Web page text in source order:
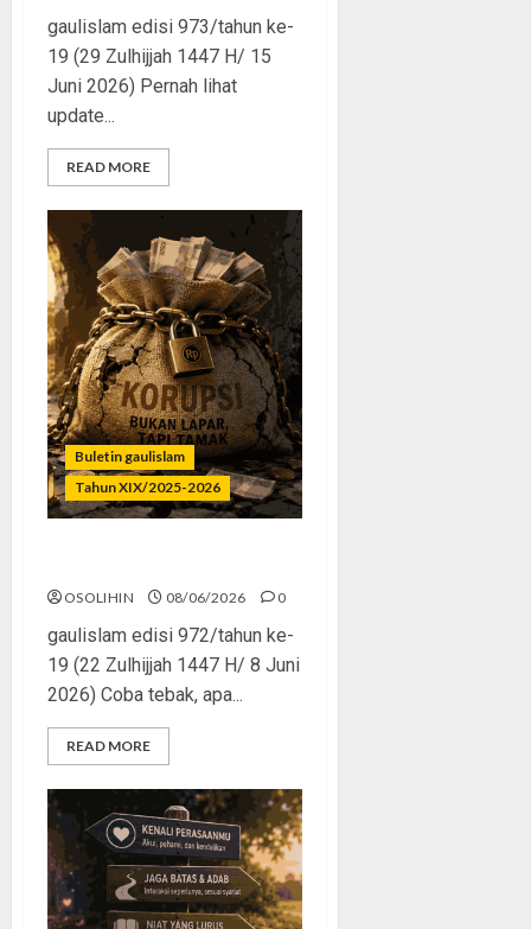
gaulislam edisi 973/tahun ke-
19 (29 Zulhijjah 1447 H/ 15
Juni 2026) Pernah lihat
update...
READ MORE
Buletin gaulislam
Tahun XIX/2025-2026
OSOLIHIN 08/06/2026 0
gaulislam edisi 972/tahun ke-
19 (22 Zulhijjah 1447 H/ 8 Juni
2026) Coba tebak, apa...
READ MORE